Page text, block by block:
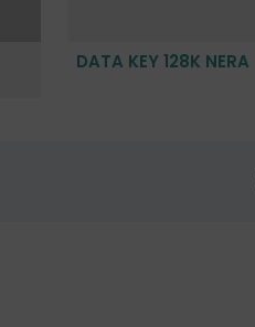
DATA KEY 128K NERA